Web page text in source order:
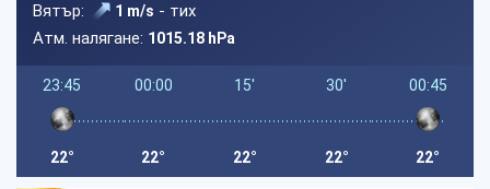
Вятър: 1 m/s - тих
Атм. налягане: 1015.18 hPa
23:45
22°
00:00
22°
15'
22°
30'
22°
00:45
22°